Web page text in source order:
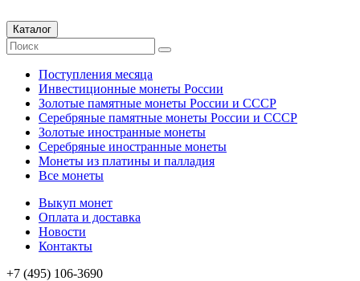
Каталог
Поступления месяца
Инвестиционные монеты России
Золотые памятные монеты России и СССР
Серебряные памятные монеты России и СССР
Золотые иностранные монеты
Серебряные иностранные монеты
Монеты из платины и палладия
Все монеты
Выкуп монет
Оплата и доставка
Новости
Контакты
+7 (495) 106-3690